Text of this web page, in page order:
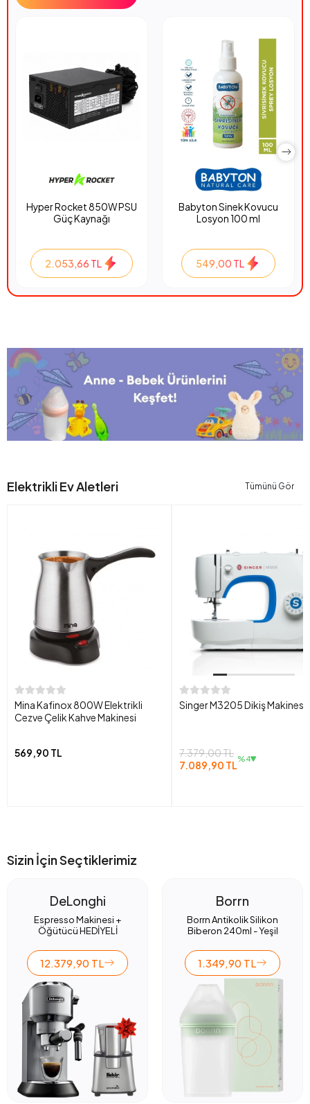
Hyper Rocket 850W PSU
Güç Kaynağı
2.053,66 TL
Babyton Sinek Kovucu
Losyon 100 ml
549,00 TL
Elektrikli Ev Aletleri Tümünü Gör
Mina Kafinox 800W Elektrikli
Cezve Çelik Kahve Makinesi
569,90 TL
Singer M3205 Dikiş Makinesi
7.379,00 TL
7.089,90 TL %4
Sizin İçin Seçtiklerimiz
DeLonghi
Espresso Makinesi +
Öğütücü HEDİYELİ
12.379,90 TL
Borrn
Borrn Antikolik Silikon
Biberon 240ml - Yeşil
1.349,90 TL